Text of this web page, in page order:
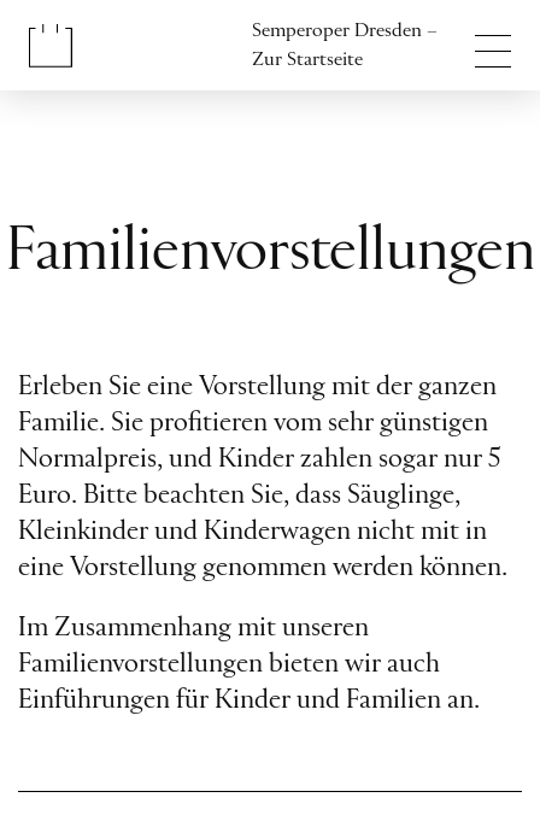
Semperoper Dresden –
Zur Startseite
Familienvorstellungen
Erleben Sie eine Vorstellung mit der ganzen
Familie. Sie profitieren vom sehr günstigen
Normalpreis, und Kinder zahlen sogar nur 5
Euro. Bitte beachten Sie, dass Säuglinge,
Kleinkinder und Kinderwagen nicht mit in
eine Vorstellung genommen werden können.
Im Zusammenhang mit unseren
Familienvorstellungen bieten wir auch
Einführungen für Kinder und Familien an.